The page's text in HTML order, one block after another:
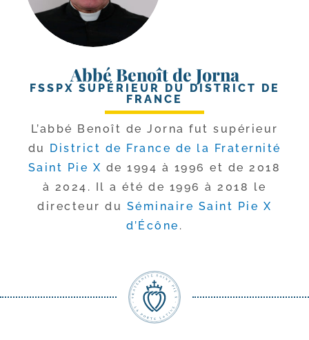
Abbé Benoît de Jorna
FSSPX SUPÉRIEUR DU DISTRICT DE
FRANCE
L’abbé Benoît de Jorna fut supé­rieur
du District de France de la Fraternité
Saint Pie X de 1994 à 1996 et de 2018
à 2024. Il a été de 1996 à 2018 le
direc­teur du Séminaire Saint Pie X
d’Écône .